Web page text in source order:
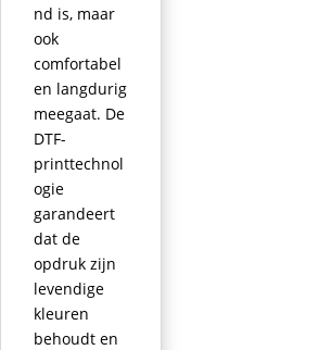
nd is, maar
ook
comfortabel
en langdurig
meegaat. De
DTF-
printtechnol
ogie
garandeert
dat de
opdruk zijn
levendige
kleuren
behoudt en